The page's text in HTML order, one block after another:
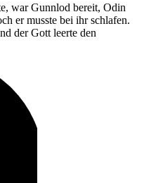
war Gunnlod bereit, Odin
er musste bei ihr schlafen.
der Gott leerte den